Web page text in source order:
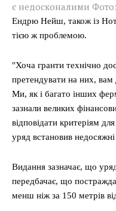
є недосконалими
Ендрю Нейш, також із
тією ж проблемою.
"Хоча гранти технічно
претендувати на них,
Ми, як і багато інших
зазнали великих
відповідати критеріям
уряд встановив
Видання зазначає, що
передбачає, що
менш ніж за 150 метрів